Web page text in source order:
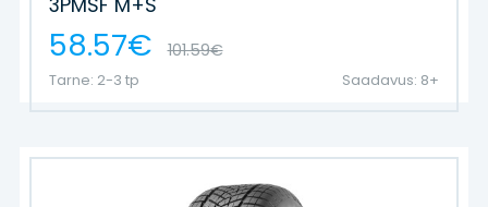
58.57€ 101.59€
Tarne: 2-3 tp Saadavus: 8+